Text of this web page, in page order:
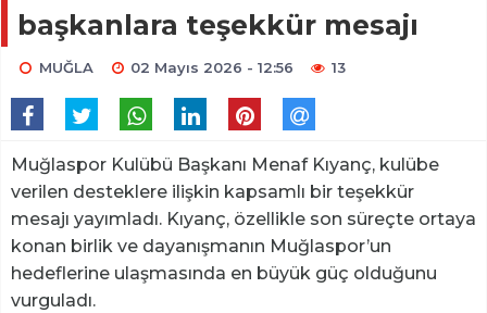
başkanlara teşekkür mesajı
MUĞLA 02 Mayıs 2026 - 12:56 13
Muğlaspor Kulübü Başkanı Menaf Kıyanç, kulübe
verilen desteklere ilişkin kapsamlı bir teşekkür
mesajı yayımladı. Kıyanç, özellikle son süreçte ortaya
konan birlik ve dayanışmanın Muğlaspor’un
hedeflerine ulaşmasında en büyük güç olduğunu
vurguladı.